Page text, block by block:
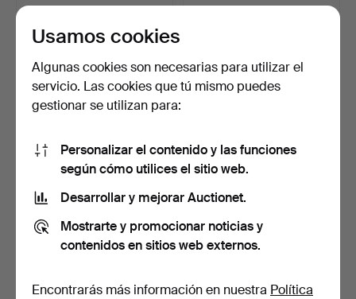
162 USD
"Britannia" con fon…
madera de palosanto…
6 días
Usamos cookies
Algunas cookies son necesarias para utilizar el
servicio. Las cookies que tú mismo puedes
gestionar se utilizan para:
Personalizar el contenido y las funciones
según cómo utilices el sitio web.
Desarrollar y mejorar Auctionet.
Mostrarte y promocionar noticias y
contenidos en sitios web externos.
Encontrarás más información en nuestra Política